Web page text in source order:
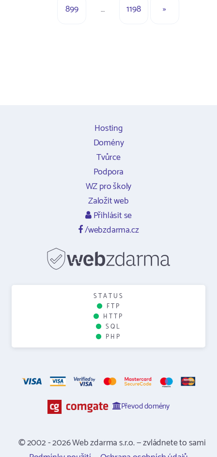
899 … 1198 »
Hosting
Domény
Tvůrce
Podpora
WZ pro školy
Založit web
Přihlásit se
/webzdarma.cz
STATUS
FTP
HTTP
SQL
PHP
Převod domény
© 2002 - 2026 Web zdarma s.r.o. — zvládnete to sami